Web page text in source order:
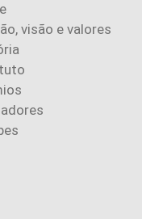
visão e valores